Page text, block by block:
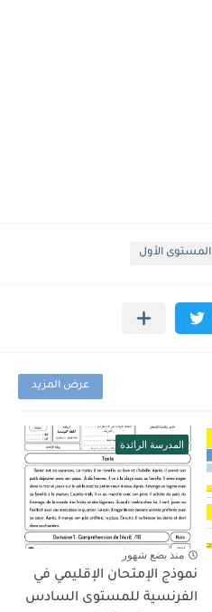
المستوى الأول
عرض المزيد
المدرسة الرائدة
منذ بضع شهور
نموذج الإمتحان الإقليمي في
الفرنسية للمستوى السادس